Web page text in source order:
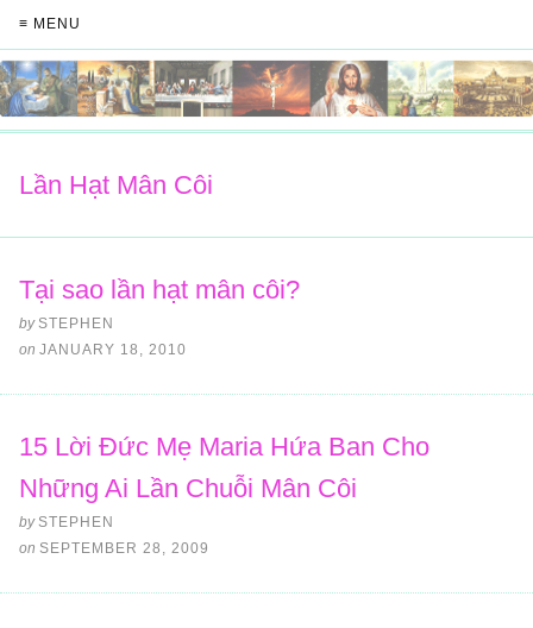
≡ MENU
Lần Hạt Mân Côi
Tại sao lần hạt mân côi?
by STEPHEN
on JANUARY 18, 2010
15 Lời Đức Mẹ Maria Hứa Ban Cho
Những Ai Lần Chuỗi Mân Côi
by STEPHEN
on SEPTEMBER 28, 2009